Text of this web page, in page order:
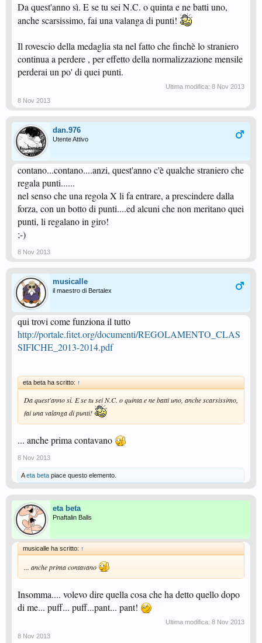
Da quest'anno sì. E se tu sei N.C. o quinta e ne batti uno,
anche scarsissimo, fai una valanga di punti!
Il rovescio della medaglia sta nel fatto che finchè lo straniero
continua a perdere , per effetto della normalizzazione mensile
perderai un po' di quei punti.
Ultima modifica: 8 Nov 2013
8 Nov 2013
dan.976
Utente Attivo
contano...contano....anzi, quest'anno c'è qualche straniero che
regala punti......
nel senso che una regola X li fa entrare, a prescindere dalla
forza, con un botto di punti....ed alcuni che non meritano quei
punti, li regalano in giro!
;-)
8 Nov 2013
musicalle
il maestro di Bertalex
qui trovi come funziona il tutto
http://portale.fitet.org/documenti/REGOLAMENTO_CLAS
SIFICHE_2013-2014.pdf
eta beta ha scritto: ↑
Da quest'anno sì. E se tu sei N.C. o quinta e ne batti uno, anche scarsissimo,
fai una valanga di punti!
... anche prima contavano
8 Nov 2013
Aeta beta piace questo elemento.
eta beta
Pnaftalin Balls
musicalle ha scritto: ↑
... anche prima contavano
Insomma.... volevo dire quella cosa che ha detto quello dopo
di me... puff... puff...pant... pant!
Ultima modifica: 8 Nov 2013
8 Nov 2013